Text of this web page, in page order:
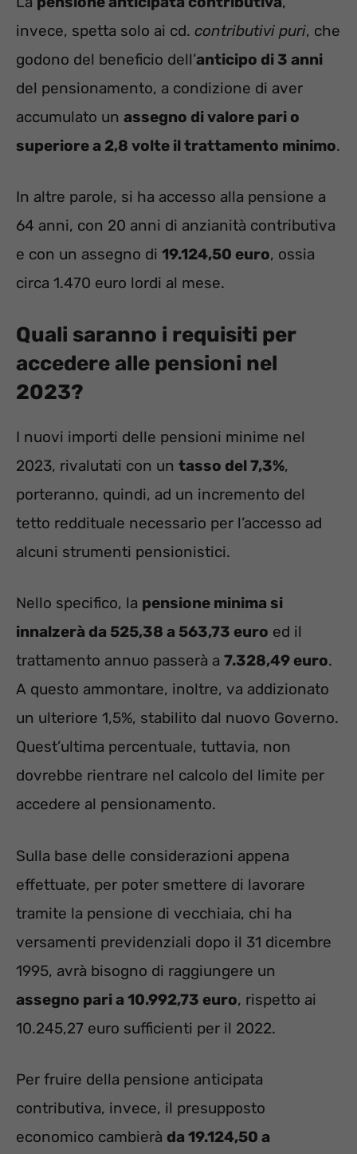
invece, spetta solo ai cd. contributivi puri, che
godono del beneficio dell’anticipo di 3 anni
del pensionamento, a condizione di aver
accumulato un assegno di valore pari o
superiore a 2,8 volte il trattamento minimo.
In altre parole, si ha accesso alla pensione a
64 anni, con 20 anni di anzianità contributiva
e con un assegno di 19.124,50 euro, ossia
circa 1.470 euro lordi al mese.
Quali saranno i requisiti per
accedere alle pensioni nel
2023?
I nuovi importi delle pensioni minime nel
2023, rivalutati con un tasso del 7,3%,
porteranno, quindi, ad un incremento del
tetto reddituale necessario per l’accesso ad
alcuni strumenti pensionistici.
Nello specifico, la pensione minima si
innalzerà da 525,38 a 563,73 euro ed il
trattamento annuo passerà a 7.328,49 euro.
A questo ammontare, inoltre, va addizionato
un ulteriore 1,5%, stabilito dal nuovo Governo.
Quest’ultima percentuale, tuttavia, non
dovrebbe rientrare nel calcolo del limite per
accedere al pensionamento.
Sulla base delle considerazioni appena
effettuate, per poter smettere di lavorare
tramite la pensione di vecchiaia, chi ha
versamenti previdenziali dopo il 31 dicembre
1995, avrà bisogno di raggiungere un
assegno pari a 10.992,73 euro, rispetto ai
10.245,27 euro sufficienti per il 2022.
Per fruire della pensione anticipata
contributiva, invece, il presupposto
economico cambierà da 19.124,50 a